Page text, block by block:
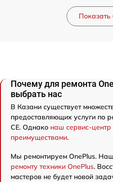
Почему для ремонта
выбрать нас
В Казани существует
предоставляющих услуги по
CE. Однако наш сервис-центр
преимуществами.
Мы ремонтируем OnePlus.
ремонту техники OnePlus.
мастеров не будет новой